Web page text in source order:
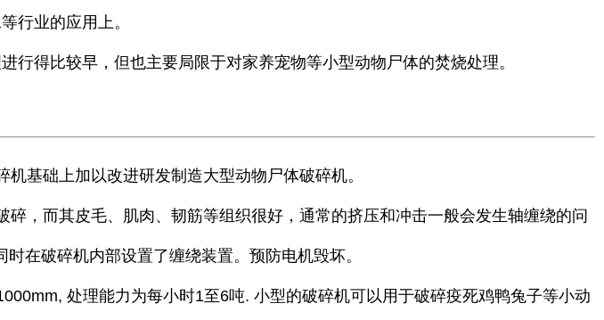
行业的应用上。
得比较早，但也主要局限于对家养宠物等小型动物尸体的焚烧处理。
基础上加以改进研发制造大型动物尸体破碎机。
，而其皮毛、肌肉、韧筋等组织很好，通常的挤压和冲击一般会发生轴缠绕的问
在破碎机内部设置了缠绕装置。预防电机毁坏。
处理能力为每小时1至6吨. 小型的破碎机可以用于破碎疫死鸡鸭兔子等小动